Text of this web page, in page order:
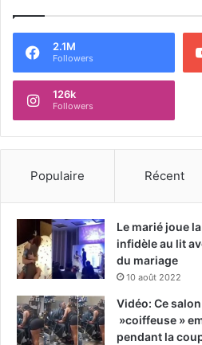
2.1M
Followers
126k
Followers
Populaire Récent
Le marié joue
infidèle au lit
du mariage
10 août 2022
Vidéo: Ce
»coiffeuse »
pendant la